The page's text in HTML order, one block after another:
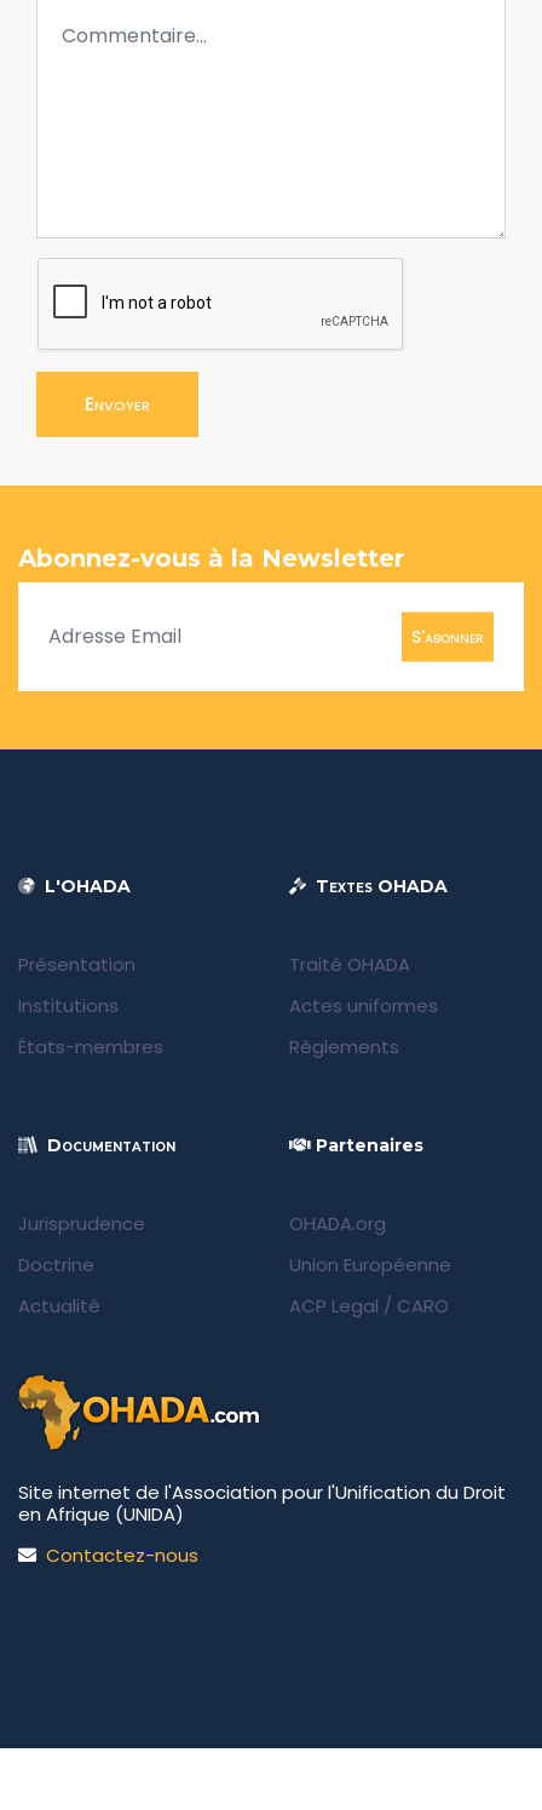
Envoyer
Abonnez-vous à la Newsletter
S'abonner
L'OHADA
Présentation
Institutions
États-membres
Textes OHADA
Traité OHADA
Actes uniformes
Règlements
Documentation
Jurisprudence
Doctrine
Actualité
Partenaires
OHADA.org
Union Européenne
ACP Legal / CARO
Site internet de l'Association pour l'Unification du Droit
en Afrique (UNIDA)
Contactez-nous